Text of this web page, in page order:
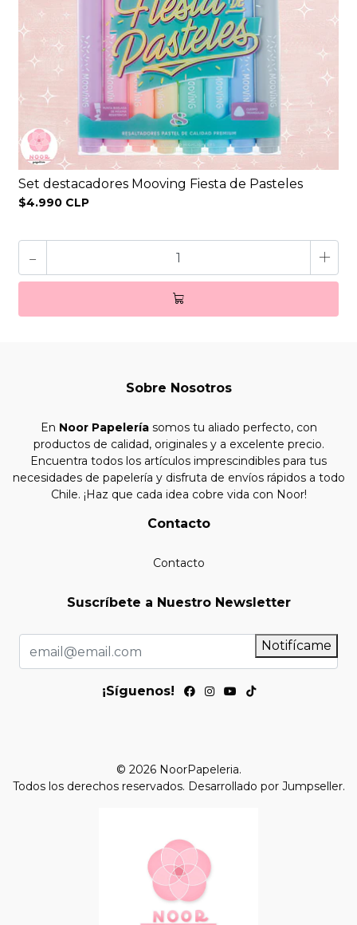
Set destacadores Mooving Fiesta de Pasteles
$4.990 CLP
- +
Sobre Nosotros
En Noor Papeleríasomos tu aliado perfecto, con
productos de calidad, originales y a excelente precio.
Encuentra todos los artículos imprescindibles para tus
necesidades de papelería y disfruta de envíos rápidos a todo
Chile. ¡Haz que cada idea cobre vida con Noor!
Contacto
Contacto
Suscríbete a Nuestro Newsletter
Notifícame
¡Síguenos!
© 2026 NoorPapeleria.
Todos los derechos reservados. Desarrollado por Jumpseller.